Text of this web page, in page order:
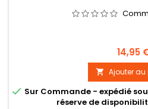
Prix
14,95
 Ajouter au
 Sur Commande - expédié
réserve de